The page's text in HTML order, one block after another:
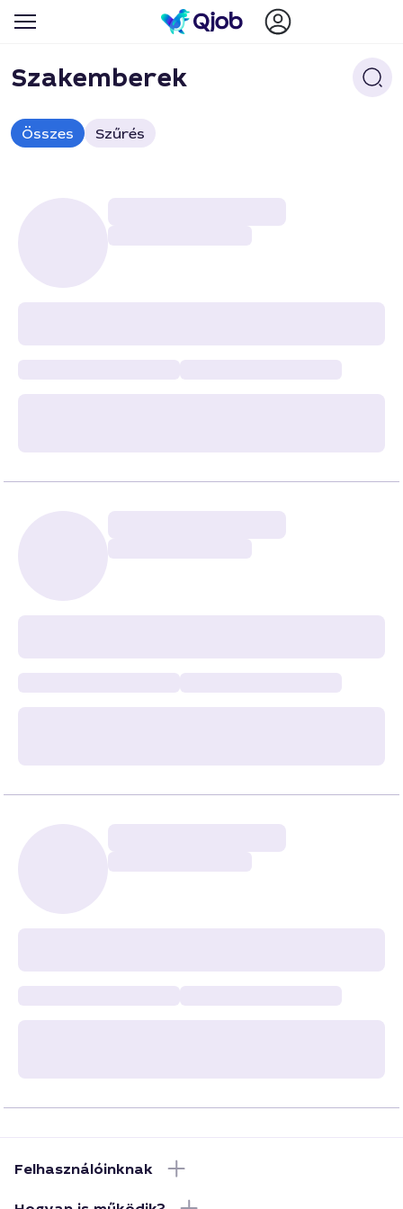
Szakemberek
Összes Szűrés
Felhasználóinknak